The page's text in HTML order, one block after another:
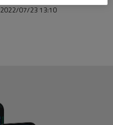
2022/07/23 13:10